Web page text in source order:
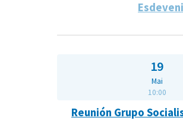
19
Mai
10:00
Reunión Grupo